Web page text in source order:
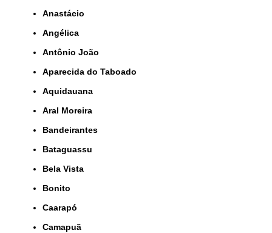
Anastácio
Angélica
Antônio João
Aparecida do Taboado
Aquidauana
Aral Moreira
Bandeirantes
Bataguassu
Bela Vista
Bonito
Caarapó
Camapuã